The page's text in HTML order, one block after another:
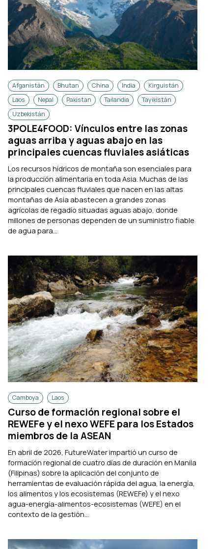
Afganistán Bhutan China India
Kirguistán
Laos
Nepal Pakistan Tailandia
Tayikistán
Uzbekistán
3POLE4FOOD: Vínculos entre las zonas
aguas arriba y aguas abajo en las
principales cuencas fluviales asiáticas
Los recursos hídricos de montaña son esenciales para
la producción alimentaria en toda Asia. Muchas de las
principales cuencas fluviales que nacen en las altas
montañas de Asia abastecen a grandes zonas
agrícolas de regadío situadas aguas abajo, donde
millones de personas dependen de un suministro fiable
de agua para...
Camboya Laos
Curso de formación regional sobre el
REWEFe y el nexo WEFE para los Estados
miembros de la ASEAN
En abril de 2026, FutureWater impartió un curso de
formación regional de cuatro días de duración en Manila
(Filipinas) sobre la aplicación del conjunto de
herramientas de evaluación rápida del agua, la energía,
los alimentos y los ecosistemas (REWEFe) y el nexo
agua-energía-alimentos-ecosistemas (WEFE) en el
contexto de la gestión...